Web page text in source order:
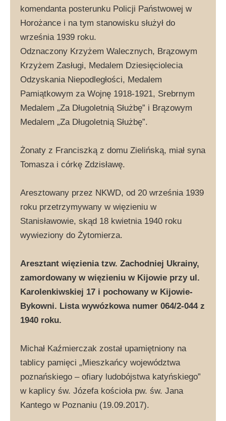
komendanta posterunku Policji Państwowej w
Horożance i na tym stanowisku służył do
września 1939 roku.
Odznaczony Krzyżem Walecznych, Brązowym
Krzyżem Zasługi, Medalem Dziesięciolecia
Odzyskania Niepodległości, Medalem
Pamiątkowym za Wojnę 1918-1921, Srebrnym
Medalem „Za Długoletnią Służbę” i Brązowym
Medalem „Za Długoletnią Służbę”.
Żonaty z Franciszką z domu Zielińską, miał syna
Tomasza i córkę Zdzisławę.
Aresztowany przez NKWD, od 20 września 1939
roku przetrzymywany w więzieniu w
Stanisławowie, skąd 18 kwietnia 1940 roku
wywieziony do Żytomierza.
Aresztant więzienia tzw. Zachodniej Ukrainy,
zamordowany w więzieniu w Kijowie przy ul.
Karolenkiwskiej 17 i pochowany w Kijowie-
Bykowni. Lista wywózkowa numer 064/2-044 z
1940 roku.
Michał Kaźmierczak został upamiętniony na
tablicy pamięci „Mieszkańcy województwa
poznańskiego – ofiary ludobójstwa katyńskiego”
w kaplicy św. Józefa kościoła pw. św. Jana
Kantego w Poznaniu (19.09.2017).